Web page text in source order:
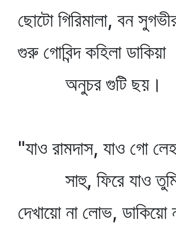
ছোটো গিরিমালা, বন
গুরু গোবিন্দ কহিলা ডাকিয়া
অনুচর গুটি ছয়।
"যাও রামদাস, যাও গো
সাহু, ফিরে যাও
দেখায়ো না লোভ, ডাকিয়ো